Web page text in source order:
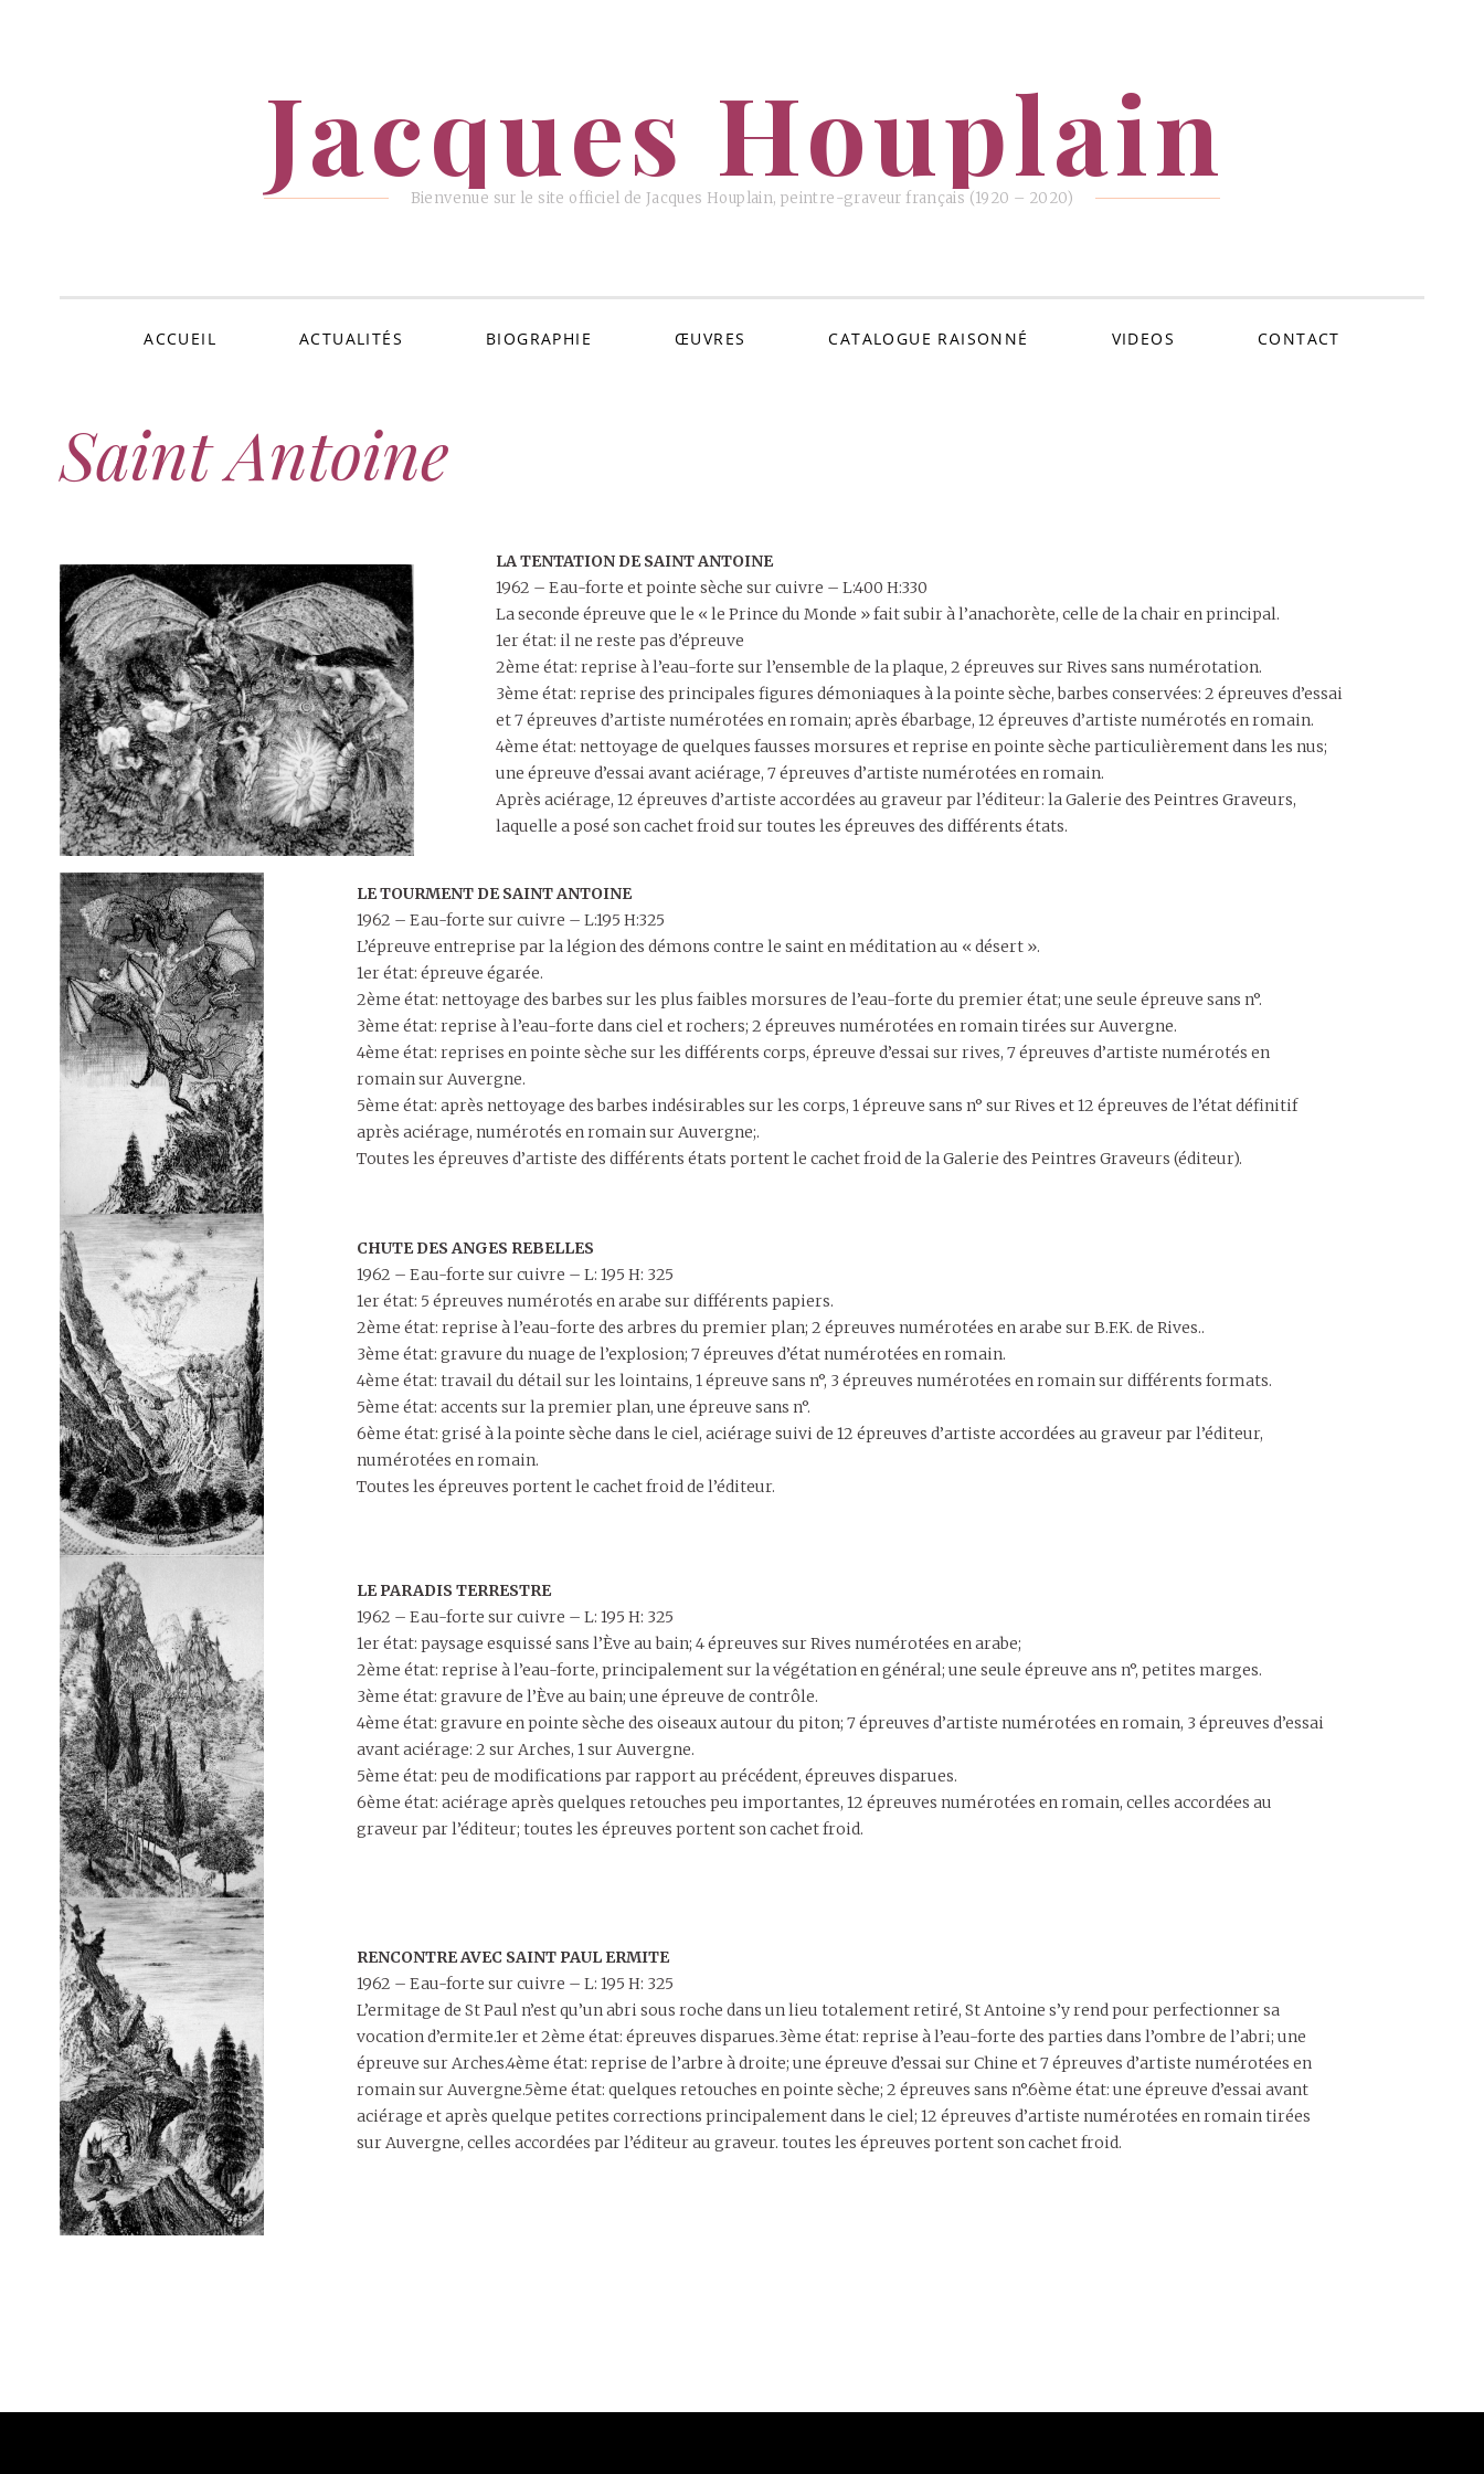
Jacques Houplain
Bienvenue sur le site officiel de Jacques Houplain, peintre-graveur français (1920 – 2020)
ACCUEIL ACTUALITÉS BIOGRAPHIE ŒUVRES CATALOGUE RAISONNÉ VIDEOS CONTACT
Saint Antoine
LA TENTATION DE SAINT ANTOINE
1962 – Eau-forte et pointe sèche sur cuivre – L:400 H:330
La seconde épreuve que le « le Prince du Monde » fait subir à l’anachorète, celle de la chair en principal.
1er état: il ne reste pas d’épreuve
2ème état: reprise à l’eau-forte sur l’ensemble de la plaque, 2 épreuves sur Rives sans numérotation.
3ème état: reprise des principales figures démoniaques à la pointe sèche, barbes conservées: 2 épreuves d’essai
et 7 épreuves d’artiste numérotées en romain; après ébarbage, 12 épreuves d’artiste numérotés en romain.
4ème état: nettoyage de quelques fausses morsures et reprise en pointe sèche particulièrement dans les nus;
une épreuve d’essai avant aciérage, 7 épreuves d’artiste numérotées en romain.
Après aciérage, 12 épreuves d’artiste accordées au graveur par l’éditeur: la Galerie des Peintres Graveurs,
laquelle a posé son cachet froid sur toutes les épreuves des différents états.
LE TOURMENT DE SAINT ANTOINE
1962 – Eau-forte sur cuivre – L:195 H:325
L’épreuve entreprise par la légion des démons contre le saint en méditation au « désert ».
1er état: épreuve égarée.
2ème état: nettoyage des barbes sur les plus faibles morsures de l’eau-forte du premier état; une seule épreuve sans n°.
3ème état: reprise à l’eau-forte dans ciel et rochers; 2 épreuves numérotées en romain tirées sur Auvergne.
4ème état: reprises en pointe sèche sur les différents corps, épreuve d’essai sur rives, 7 épreuves d’artiste numérotés en
romain sur Auvergne.
5ème état: après nettoyage des barbes indésirables sur les corps, 1 épreuve sans n° sur Rives et 12 épreuves de l’état définitif
après aciérage, numérotés en romain sur Auvergne;.
Toutes les épreuves d’artiste des différents états portent le cachet froid de la Galerie des Peintres Graveurs (éditeur).
CHUTE DES ANGES REBELLES
1962 – Eau-forte sur cuivre – L: 195 H: 325
1er état: 5 épreuves numérotés en arabe sur différents papiers.
2ème état: reprise à l’eau-forte des arbres du premier plan; 2 épreuves numérotées en arabe sur B.F.K. de Rives..
3ème état: gravure du nuage de l’explosion; 7 épreuves d’état numérotées en romain.
4ème état: travail du détail sur les lointains, 1 épreuve sans n°, 3 épreuves numérotées en romain sur différents formats.
5ème état: accents sur la premier plan, une épreuve sans n°.
6ème état: grisé à la pointe sèche dans le ciel, aciérage suivi de 12 épreuves d’artiste accordées au graveur par l’éditeur,
numérotées en romain.
Toutes les épreuves portent le cachet froid de l’éditeur.
LE PARADIS TERRESTRE
1962 – Eau-forte sur cuivre – L: 195 H: 325
1er état: paysage esquissé sans l’Ève au bain; 4 épreuves sur Rives numérotées en arabe;
2ème état: reprise à l’eau-forte, principalement sur la végétation en général; une seule épreuve ans n°, petites marges.
3ème état: gravure de l’Ève au bain; une épreuve de contrôle.
4ème état: gravure en pointe sèche des oiseaux autour du piton; 7 épreuves d’artiste numérotées en romain, 3 épreuves d’essai
avant aciérage: 2 sur Arches, 1 sur Auvergne.
5ème état: peu de modifications par rapport au précédent, épreuves disparues.
6ème état: aciérage après quelques retouches peu importantes, 12 épreuves numérotées en romain, celles accordées au
graveur par l’éditeur; toutes les épreuves portent son cachet froid.
RENCONTRE AVEC SAINT PAUL ERMITE
1962 – Eau-forte sur cuivre – L: 195 H: 325
L’ermitage de St Paul n’est qu’un abri sous roche dans un lieu totalement retiré, St Antoine s’y rend pour perfectionner sa
vocation d’ermite.1er et 2ème état: épreuves disparues.3ème état: reprise à l’eau-forte des parties dans l’ombre de l’abri; une
épreuve sur Arches.4ème état: reprise de l’arbre à droite; une épreuve d’essai sur Chine et 7 épreuves d’artiste numérotées en
romain sur Auvergne.5ème état: quelques retouches en pointe sèche; 2 épreuves sans n°.6ème état: une épreuve d’essai avant
aciérage et après quelque petites corrections principalement dans le ciel; 12 épreuves d’artiste numérotées en romain tirées
sur Auvergne, celles accordées par l’éditeur au graveur. toutes les épreuves portent son cachet froid.